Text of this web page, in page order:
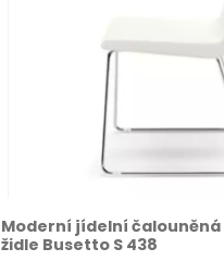
Moderní jídelní
židle Busetto S 438